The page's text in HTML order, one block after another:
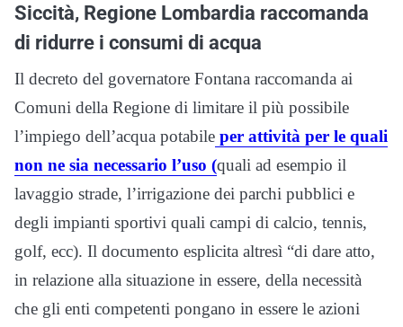
Siccità, Regione Lombardia raccomanda
di ridurre i consumi di acqua
Il decreto del governatore Fontana raccomanda ai
Comuni della Regione di limitare il più possibile
l’impiego dell’acqua potabile per attività per le quali
non ne sia necessario l’uso (quali ad esempio il
lavaggio strade, l’irrigazione dei parchi pubblici e
degli impianti sportivi quali campi di calcio, tennis,
golf, ecc). Il documento esplicita altresì “di dare atto,
in relazione alla situazione in essere, della necessità
che gli enti competenti pongano in essere le azioni